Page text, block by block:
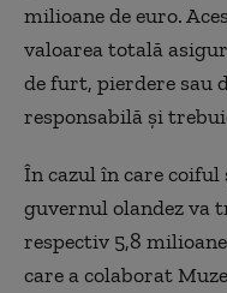
milioane de euro.
valoarea totală
de furt, pierdere sau
responsabilă și
În cazul în care
guvernul olandez va
respectiv 5,8
care a colaborat